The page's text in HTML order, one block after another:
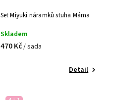
Set Miyuki náramků stuha Máma
Skladem
470 Kč/ sada
Detail